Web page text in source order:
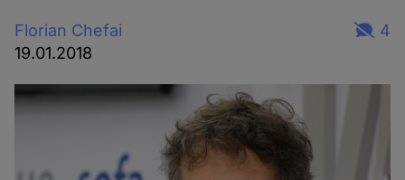
Florian Chefai
19.01.2018
4